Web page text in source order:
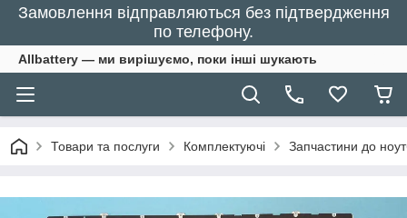
Замовлення відправляються без підтвердження
по телефону.
Allbattery — ми вирішуємо, поки інші шукають
Товари та послуги Комплектуючі Запчастини до